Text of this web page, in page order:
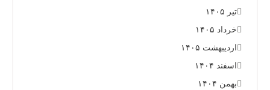
تیر ۱۴۰۵
خرداد ۱۴۰۵
اردیبهشت ۱۴۰۵
اسفند ۱۴۰۴
بهمن ۱۴۰۴